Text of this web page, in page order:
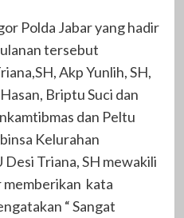
Polda Jabar yang hadir
tersebut
Akp Yunlih, SH,
Briptu Suci dan
dan Peltu
Kelurahan
Triana, SH mewakili
memberikan kata
“ Sangat